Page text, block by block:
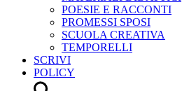
POESIE E RACCONTI
PROMESSI SPOSI
SCUOLA CREATIVA
TEMPORELLI
SCRIVI
POLICY